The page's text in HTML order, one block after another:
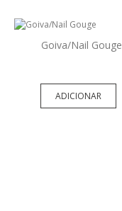
Goiva/Nail Gouge
ADICIONAR